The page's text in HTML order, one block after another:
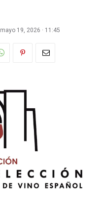
mayo 19, 2026 · 11:45